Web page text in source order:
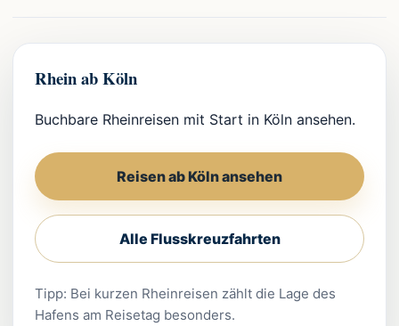
Rhein ab Köln
Buchbare Rheinreisen mit Start in Köln ansehen.
Reisen ab Köln ansehen
Alle Flusskreuzfahrten
Tipp: Bei kurzen Rheinreisen zählt die Lage des
Hafens am Reisetag besonders.